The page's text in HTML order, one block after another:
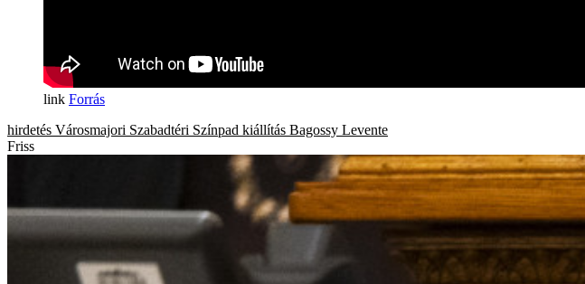
Forrás
hirdetés Városmajori Szabadtéri Színpad kiállítás Bagossy Levente
Friss